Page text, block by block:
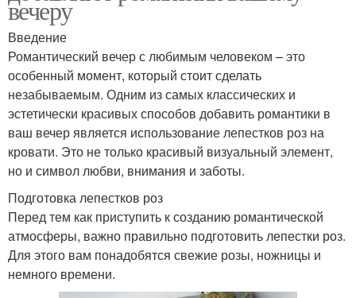
вечеру
Введение
Романтический вечер с любимым человеком – это
особенный момент, который стоит сделать
незабываемым. Одним из самых классических и
эстетически красивых способов добавить романтики в
ваш вечер является использование лепестков роз на
кровати. Это не только красивый визуальный элемент,
но и символ любви, внимания и заботы.
Подготовка лепестков роз
Перед тем как приступить к созданию романтической
атмосферы, важно правильно подготовить лепестки роз.
Для этого вам понадобятся свежие розы, ножницы и
немного времени.